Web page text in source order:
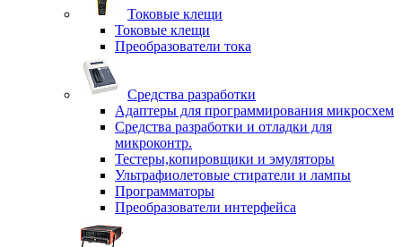
Токовые клещи
Токовые клещи
Преобразователи тока
Средства разработки
Адаптеры для программирования микросхем
Средства разработки и отладки для
микроконтр.
Тестеры,копировщики и эмуляторы
Ультрафиолетовые стиратели и лампы
Программаторы
Преобразователи интерфейса